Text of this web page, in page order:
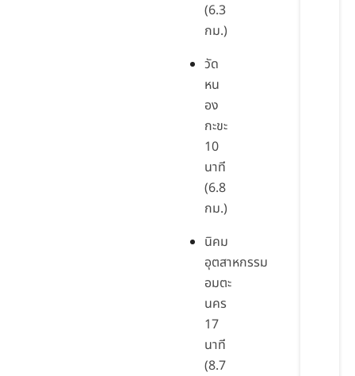
(6.3
กม.)
วัด
หน
อง
กะขะ
10
นาที
(6.8
กม.)
นิคม
อุตสาหกรรม
อมตะ
นคร
17
นาที
(8.7